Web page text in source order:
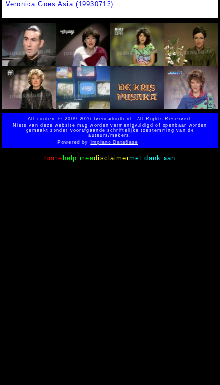
Veronica Goes Asia (19930713)
All content© 2009-2026 tvenradiodb.nl - All Rights Reserved.
Niets van deze website mag worden vermenigvuldigd of openbaar worden
gemaakt zonder voorafgaande schriftelijke toestemming van de
auteurs/makers.
Powered byImplano Data6ase
home help meedisclaimermet dank aan